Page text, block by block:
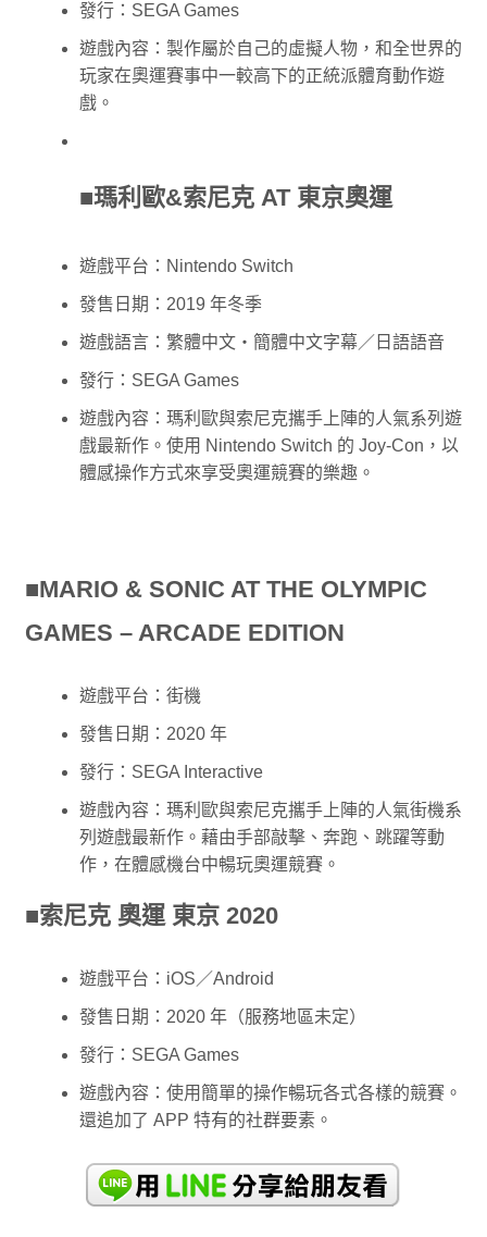
發行：SEGA Games
遊戲內容：製作屬於自己的虛擬人物，和全世界的
玩家在奧運賽事中一較高下的正統派體育動作遊
戲。
■瑪利歐&索尼克 AT 東京奧運
遊戲平台：Nintendo Switch
發售日期：2019 年冬季
遊戲語言：繁體中文・簡體中文字幕／日語語音
發行：SEGA Games
遊戲內容：瑪利歐與索尼克攜手上陣的人氣系列遊
戲最新作。使用 Nintendo Switch 的 Joy-Con，以
體感操作方式來享受奧運競賽的樂趣。
■MARIO & SONIC AT THE OLYMPIC
GAMES – ARCADE EDITION
遊戲平台：街機
發售日期：2020 年
發行：SEGA Interactive
遊戲內容：瑪利歐與索尼克攜手上陣的人氣街機系
列遊戲最新作。藉由手部敲擊、奔跑、跳躍等動
作，在體感機台中暢玩奧運競賽。
■索尼克 奧運 東京 2020
遊戲平台：iOS／Android
發售日期：2020 年（服務地區未定）
發行：SEGA Games
遊戲內容：使用簡單的操作暢玩各式各樣的競賽。
還追加了 APP 特有的社群要素。